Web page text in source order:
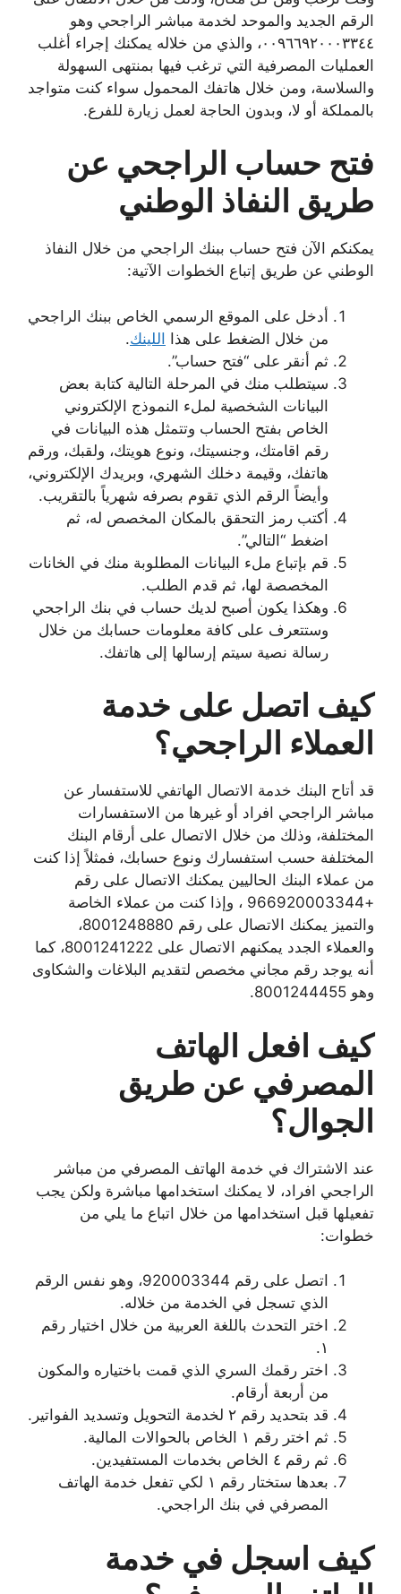
الرقم الجديد والموحد لخدمة مباشر الراجحي وهو
٠٠٩٦٦٩٢٠٠٠٣٣٤٤، والذي من خلاله يمكنك إجراء أغلب
العمليات المصرفية التي ترغب فيها بمنتهى السهولة
والسلاسة، ومن خلال هاتفك المحمول سواء كنت متواجد
بالمملكة أو لا، وبدون الحاجة لعمل زيارة للفرع.
فتح حساب الراجحي عن
طريق النفاذ الوطني
يمكنكم الآن فتح حساب ببنك الراجحي من خلال النفاذ
الوطني عن طريق إتباع الخطوات الآتية:
أدخل على الموقع الرسمي الخاص ببنك الراجحي
من خلال الضغط على هذا اللينك.
ثم أنقر على “فتح حساب”.
سيتطلب منك في المرحلة التالية كتابة بعض
البيانات الشخصية لملء النموذج الإلكتروني
الخاص بفتح الحساب وتتمثل هذه البيانات في
رقم اقامتك، وجنسيتك، ونوع هويتك، ولقبك، ورقم
هاتفك، وقيمة دخلك الشهري، وبريدك الإلكتروني،
وأيضاً الرقم الذي تقوم بصرفه شهرياً بالتقريب.
أكتب رمز التحقق بالمكان المخصص له، ثم
اضغط “التالي”.
قم بإتباع ملء البيانات المطلوبة منك في الخانات
المخصصة لها، ثم قدم الطلب.
وهكذا يكون أصبح لديك حساب في بنك الراجحي
وستتعرف على كافة معلومات حسابك من خلال
رسالة نصية سيتم إرسالها إلى هاتفك.
كيف اتصل على خدمة
العملاء الراجحي؟
قد أتاح البنك خدمة الاتصال الهاتفي للاستفسار عن
مباشر الراجحي افراد أو غيرها من الاستفسارات
المختلفة، وذلك من خلال الاتصال على أرقام البنك
المختلفة حسب استفسارك ونوع حسابك، فمثلاً إذا كنت
من عملاء البنك الحاليين يمكنك الاتصال على رقم
+966920003344 ، وإذا كنت من عملاء الخاصة
والتميز يمكنك الاتصال على رقم 8001248880،
والعملاء الجدد يمكنهم الاتصال على 8001241222، كما
أنه يوجد رقم مجاني مخصص لتقديم البلاغات والشكاوى
وهو 8001244455.
كيف افعل الهاتف
المصرفي عن طريق
الجوال؟
عند الاشتراك في خدمة الهاتف المصرفي من مباشر
الراجحي افراد، لا يمكنك استخدامها مباشرة ولكن يجب
تفعيلها قبل استخدامها من خلال اتباع ما يلي من
خطوات:
اتصل على رقم 920003344، وهو نفس الرقم
الذي تسجل في الخدمة من خلاله.
اختر التحدث باللغة العربية من خلال اختيار رقم
١.
اختر رقمك السري الذي قمت باختياره والمكون
من أربعة أرقام.
قد بتحديد رقم ٢ لخدمة التحويل وتسديد الفواتير.
ثم اختر رقم ١ الخاص بالحوالات المالية.
ثم رقم ٤ الخاص بخدمات المستفيدين.
بعدها ستختار رقم ١ لكي تفعل خدمة الهاتف
المصرفي في بنك الراجحي.
كيف اسجل في خدمة